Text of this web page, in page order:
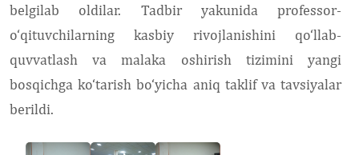
belgilab oldilar. Tadbir yakunida professor-
o‘qituvchilarning kasbiy rivojlanishini qo‘llab-
quvvatlash va malaka oshirish tizimini yangi
bosqichga ko‘tarish bo‘yicha aniq taklif va tavsiyalar
berildi.